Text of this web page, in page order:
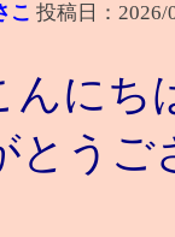
こ 投稿日： 2026/
にち
とうご